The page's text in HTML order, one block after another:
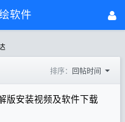
软件
排序： 回帖时间
版安装视频及软件下载